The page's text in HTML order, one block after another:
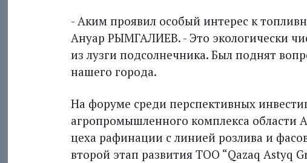
- Аким проявил особый интерес к
Ануар РЫМГАЛИЕВ. - Это экологически
из лузги подсолнечника. Был поднят
нашего города.
На форуме среди перспективных
агропромышленного комплекса области
цеха рафинации с линией розлива и
второй этап развития ТОО “Qazaq Astyq